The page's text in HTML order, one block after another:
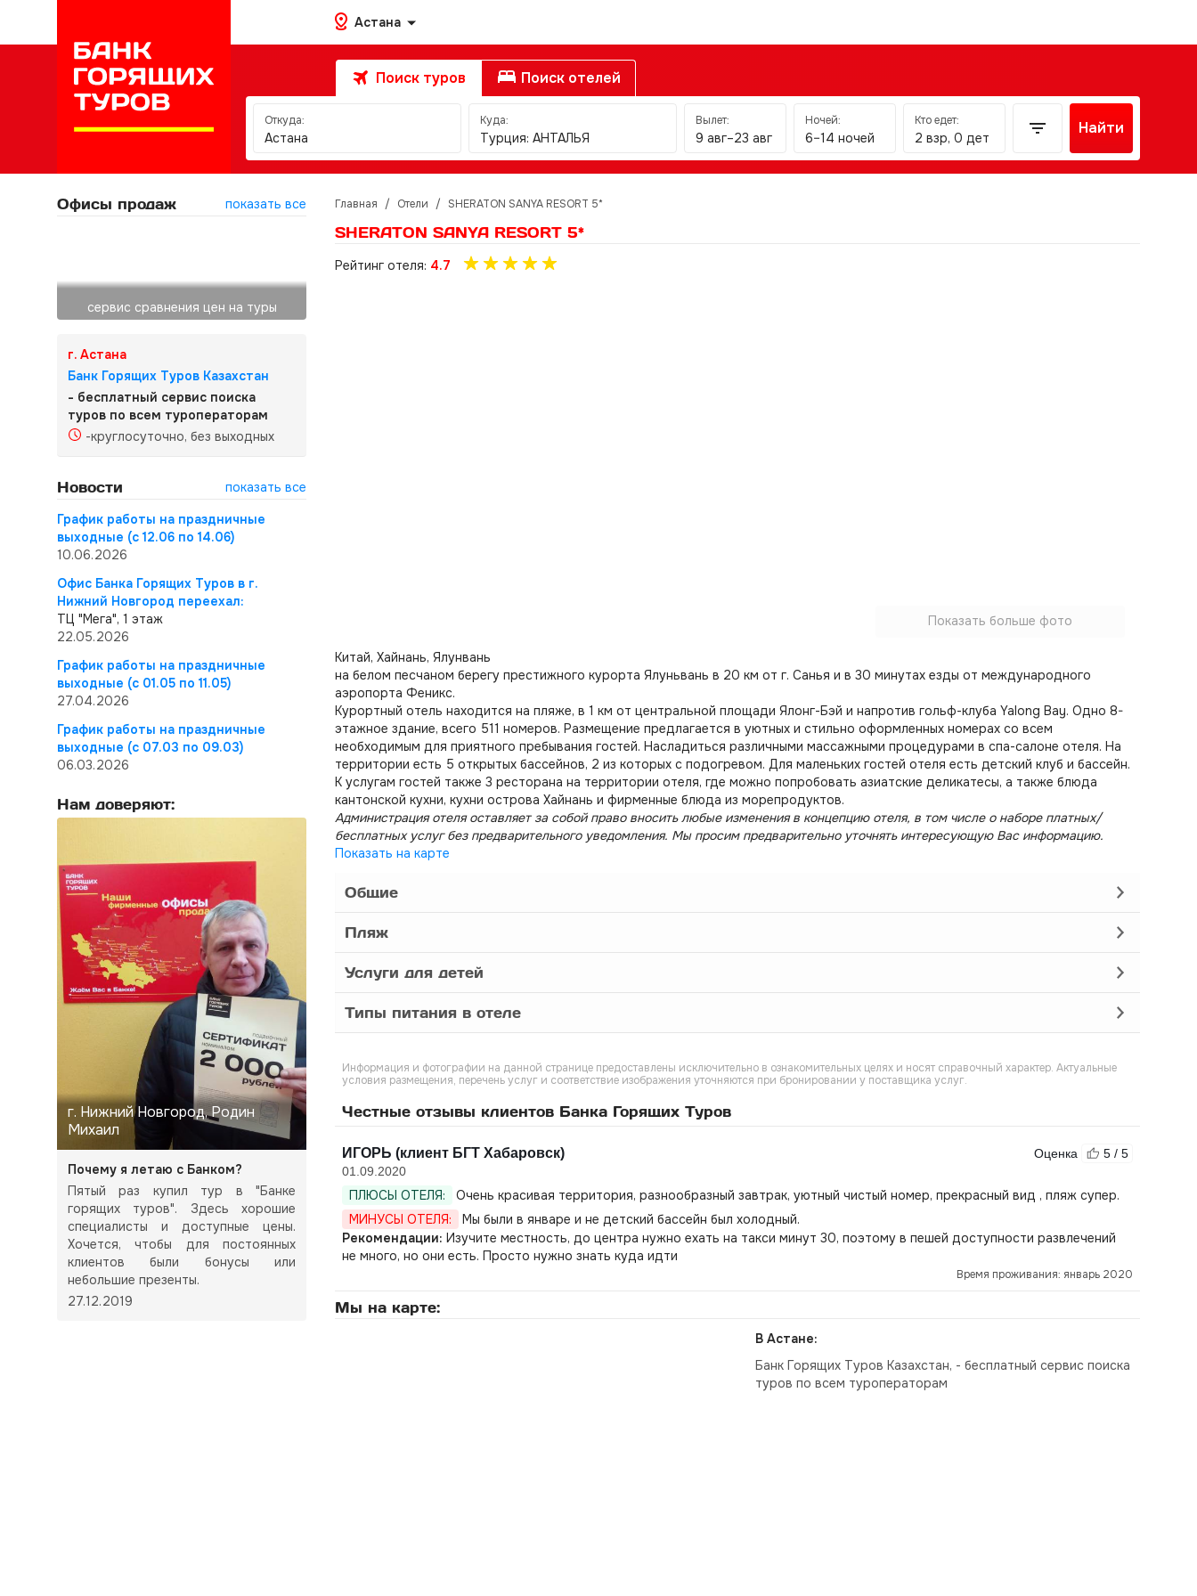
Астана
Поиск туров Поиск отелей
Откуда:
Астана
Куда:
Турция: АНТАЛЬЯ
Вылет:
9 авг–23 авг
Ночей:
6–14 ночей
Кто едет:
2 взр, 0 дет
Найти
Офисы продаж показать все
сервис сравнения цен на туры
г. Астана
Банк Горящих Туров Казахстан
- бесплатный сервис поиска
туров по всем туроператорам
-круглосуточно, без выходных
Новости
показать все
График работы на праздничные
выходные (с 12.06 по 14.06)
10.06.2026
Офис Банка Горящих Туров в г.
Нижний Новгород переехал:
ТЦ "Мега", 1 этаж
22.05.2026
График работы на праздничные
выходные (с 01.05 по 11.05)
27.04.2026
График работы на праздничные
выходные (с 07.03 по 09.03)
06.03.2026
Нам доверяют:
г. Нижний Новгород, Родин
Михаил
Почему я летаю с Банком?
Пятый раз купил тур в "Банке
горящих туров". Здесь хорошие
специалисты и доступные цены.
Хочется, чтобы для постоянных
клиентов были бонусы или
небольшие презенты.
27.12.2019
Главная / Отели / SHERATON SANYA RESORT 5*
SHERATON SANYA RESORT 5*
Рейтинг отеля: 4.7
Показать больше фото
Китай, Хайнань, Ялунвань
на белом песчаном берегу престижного курорта Ялуньвань в 20 км от г. Санья и в 30 минутах езды от международного
аэропорта Феникс.
Курортный отель находится на пляже, в 1 км от центральной площади Ялонг-Бэй и напротив гольф-клуба Yalong Bay. Одно 8-
этажное здание, всего 511 номеров. Размещение предлагается в уютных и стильно оформленных номерах со всем
необходимым для приятного пребывания гостей. Насладиться различными массажными процедурами в спа-салоне отеля. На
территории есть 5 открытых бассейнов, 2 из которых с подогревом. Для маленьких гостей отеля есть детский клуб и бассейн.
К услугам гостей также 3 ресторана на территории отеля, где можно попробовать азиатские деликатесы, а также блюда
кантонской кухни, кухни острова Хайнань и фирменные блюда из морепродуктов.
Администрация отеля оставляет за собой право вносить любые изменения в концепцию отеля, в том числе о наборе платных/
бесплатных услуг без предварительного уведомления. Мы просим предварительно уточнять интересующую Вас информацию.
Показать на карте
Общие
Пляж
Услуги для детей
Типы питания в отеле
Информация и фотографии на данной странице предоставлены исключительно в ознакомительных целях и носят справочный характер. Актуальные
условия размещения, перечень услуг и соответствие изображения уточняются при бронировании у поставщика услуг.
Честные отзывы клиентов Банка Горящих Туров
ИГОРЬ (клиент БГТ Хабаровск)
01.09.2020
Оценка 5 / 5
ПЛЮСЫ ОТЕЛЯ:
Очень красивая территория, разнообразный завтрак, уютный чистый номер, прекрасный вид , пляж супер.
МИНУСЫ ОТЕЛЯ:
Мы были в январе и не детский бассейн был холодный.
Рекомендации: Изучите местность, до центра нужно ехать на такси минут 30, поэтому в пешей доступности развлечений
не много, но они есть. Просто нужно знать куда идти
Время проживания: январь 2020
Мы на карте:
В Астане:
Банк Горящих Туров Казахстан, - бесплатный сервис поиска
туров по всем туроператорам